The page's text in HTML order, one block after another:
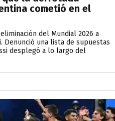
cometió en el
del Mundial 2026 a
Denunció una lista de supuestas
desplegó a lo largo del